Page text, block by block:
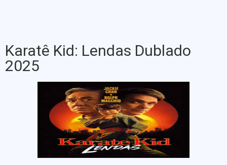
Karatê Kid: Lendas Dublado
2025